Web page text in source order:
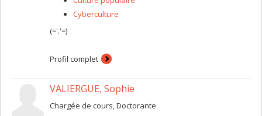
Cyberculture
(='.'=)
Profil complet
VALIERGUE, Sophie
Chargée de cours, Doctorante